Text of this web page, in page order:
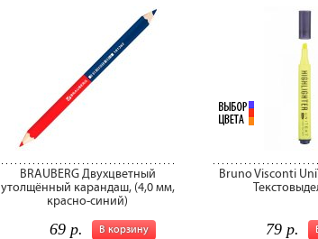
BRAUBERG Двухцветный
утолщённый карандаш, (4,0 мм,
красно-синий)
В корзину
69 р.
Bruno Visconti
79 р.